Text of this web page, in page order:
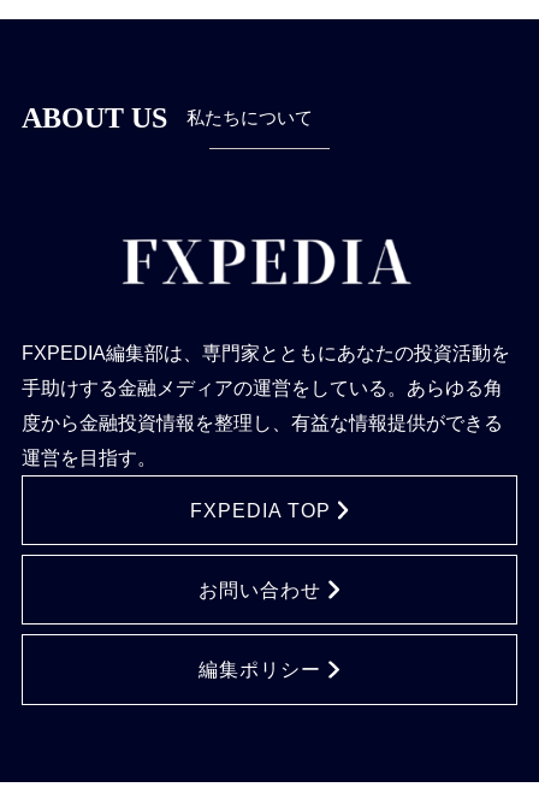
ABOUT US 私たちについて
FXPEDIA編集部は、専門家とともにあなたの投資活動を
手助けする金融メディアの運営をしている。あらゆる角
度から金融投資情報を整理し、有益な情報提供ができる
運営を目指す。
FXPEDIA TOP
お問い合わせ
編集ポリシー